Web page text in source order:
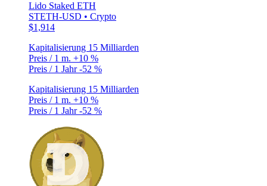
Lido Staked ETH
STETH-USD • Crypto
$1,914
Kapitalisierung 15 Milliarden
Preis / 1 m. +10 %
Preis / 1 Jahr-52 %
Kapitalisierung 15 Milliarden
Preis / 1 m. +10 %
Preis / 1 Jahr-52 %